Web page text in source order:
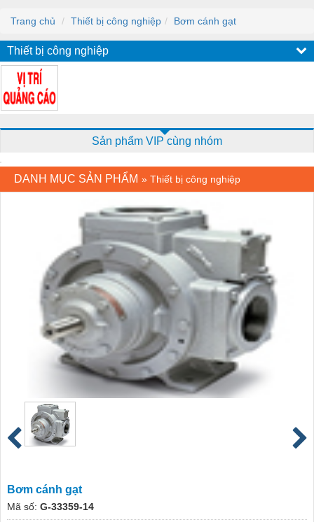
Trang chủ Thiết bị công nghiệp Bơm cánh gạt
Thiết bị công nghiệp
Sản phẩm VIP cùng nhóm
DANH MỤC SẢN PHẨM » Thiết bị công nghiệp
Bơm cánh gạt
Mã số: G-33359-14